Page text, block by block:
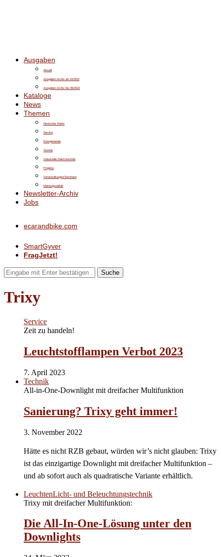
Ausgaben
Aktuell
Ausgaben-Archiv ab 10/2022
Ausgaben-Archiv bis 09/2022
Kataloge
News
Themen
Deutscher Markt
Service
Energiewende
Technik
Industrielle Elektrotechnik
Projekte
Veranstaltungen/Seminare
Meinungsvielfalt
Newsletter-Archiv
Jobs
ecarandbike.com
SmartGyver
FragJetzt!
Suche
Trixy
Service
Zeit zu handeln!
Leuchtstofflampen Verbot 2023
7. April 2023
Technik
All-in-One-Downlight mit dreifacher Multifunktion
Sanierung? Trixy geht immer!
3. November 2022
Hätte es nicht RZB gebaut, würden wir’s nicht glauben: Trixy
ist das einzigartige Downlight mit dreifacher Multifunktion –
und ab sofort auch als quadratische Variante erhältlich.
LeuchtenLicht- und Beleuchtungstechnik
Trixy mit dreifacher Multifunktion:
Die All-In-One-Lösung unter den
Downlights